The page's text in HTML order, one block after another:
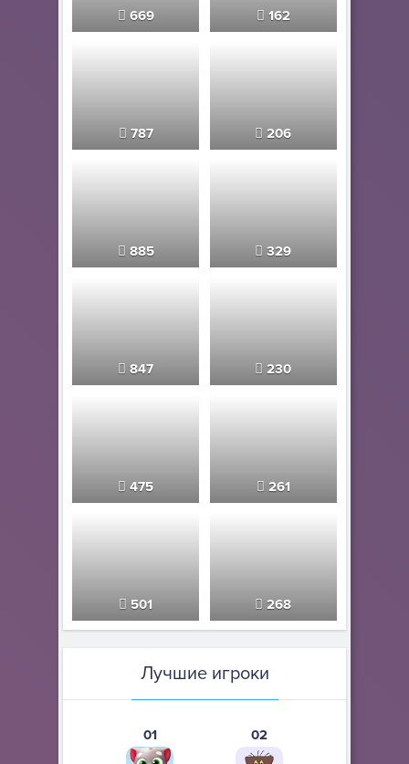
669 162
787 206
885 329
847 230
475 261
501 268
Лучшие игроки
01 02